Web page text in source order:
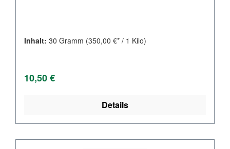
Inhalt: 30 Gramm (350,00 €* / 1 Kilo)
Regulärer Preis:
10,50 €
Details